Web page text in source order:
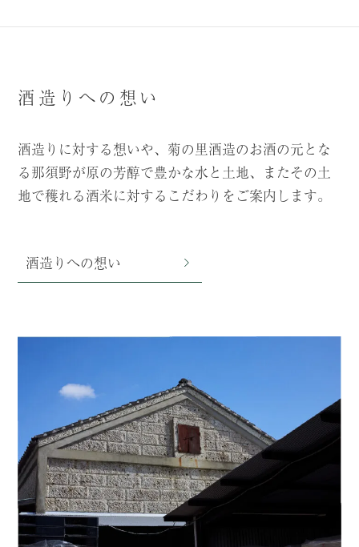
酒造りへの想い
酒造りに対する想いや、菊の里酒造のお酒の元とな
る那須野が原の芳醇で豊かな水と土地、またその土
地で穫れる酒米に対するこだわりをご案内します。
酒造りへの想い